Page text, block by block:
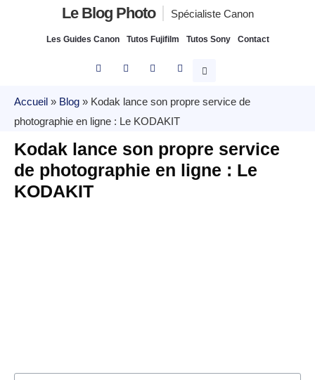
Le Blog Photo Spécialiste Canon
Les Guides Canon Tutos Fujifilm Tutos Sony Contact
Accueil » Blog » Kodak lance son propre service de
photographie en ligne : Le KODAKIT
Kodak lance son propre service
de photographie en ligne : Le
KODAKIT